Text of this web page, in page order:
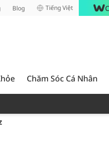
Blog Tiếng Việt
Chăm Sóc Cá Nhân